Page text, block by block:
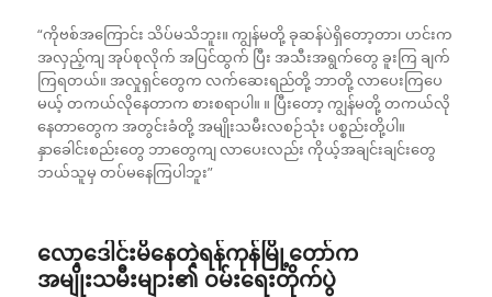
“ကိုဗစ်အကြောင်း သိပ်မသိဘူး။ ကျွန်မတို့ ခုဆန်ပဲရှိတော့တာ၊ ဟင်းက
အလှည့်ကျ အုပ်စုလိုက် အပြင်ထွက် ပြီး အသီးအရွက်တွေ ခူးကြ ချက်
ကြရတယ်။ အလှုရှင်တွေက လက်ဆေးရည်တို့ ဘာတို့ လာပေးကြပေ
မယ့် တကယ်လိုနေတာက စားစရာပါ။ ။ ပြီးတော့ ကျွန်မတို့ တကယ်လို
နေတာတွေက အတွင်းခံတို့ အမျိုးသမီးလစဉ်သုံး ပစ္စည်းတို့ပါ။
နှာခေါင်းစည်းတွေ ဘာတွေကျ လာပေးလည်း ကိုယ့်အချင်းချင်းတွေ
ဘယ်သူမှ တပ်မနေကြပါဘူး”
လော့ဒေါင်းမိနေတဲ့ရန်ကုန်မြို့တော်က
အမျိုးသမီးများ၏ ဝမ်းရေးတိုက်ပွဲ